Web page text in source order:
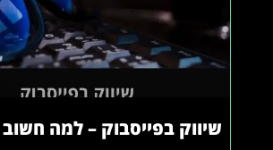
שיווק בפייסבוק – למה